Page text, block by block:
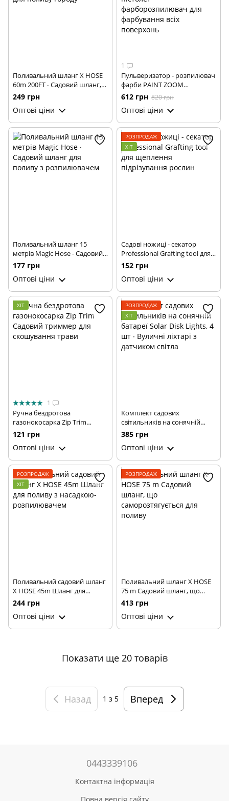
Поливальний шланг X HOSE
60m 200FT ∙ Садовий шланг,
що розтягується, для поливу
городу
249 грн
Оптові ціни
1
Пульверизатор - розпилювач
фарби PAINT ZOOM
Автоматичний пістолет -
фарборозпилювач для
фарбування всіх поверхонь
612 грн 820 грн
Оптові ціни
Поливальний шланг 15
метрів Magic Hose ∙ Садовий
шланг для поливу з
розпилювачем
177 грн
Оптові ціни
РОЗПРОДАЖ
ХІТ
Садові ножиці - секатор
Professional Grafting tool для
щеплення підрізування
рослин
152 грн
Оптові ціни
ХІТ
1
Ручна бездротова
газонокосарка Zip Trim
Садовий триммер для
скошування трави
121 грн
Оптові ціни
РОЗПРОДАЖ
ХІТ
Комплект садових
світильників на сонячній
батареї Solar Disk Lights, 4 шт
∙ Вуличні ліхтарі з датчиком
світла
385 грн
Оптові ціни
РОЗПРОДАЖ
ХІТ
Поливальний садовий шланг
X HOSE 45m Шланг для
поливу з насадкою-
розпилювачем
244 грн
Оптові ціни
РОЗПРОДАЖ
Поливальний шланг X HOSE
75 m Садовий шланг, що
саморозтягується для поливу
413 грн
Оптові ціни
Показати ще 20 товарів
Назад 1 з 5 Вперед
0443339106
Контактна інформація